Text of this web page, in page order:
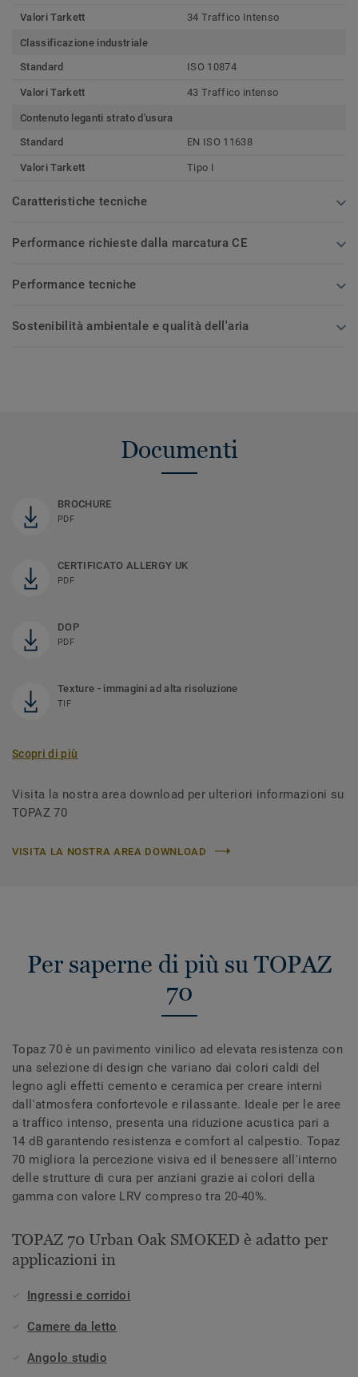
Valori Tarkett 34 Traffico Intenso
Classificazione industriale
Standard
ISO 10874
Valori Tarkett 43 Traffico intenso
Contenuto leganti strato d'usura
Standard
EN ISO 11638
Valori Tarkett Tipo I
Caratteristiche tecniche
Performance richieste dalla marcatura CE
Performance tecniche
Sostenibilità ambientale e qualità dell'aria
Documenti
BROCHURE
PDF
CERTIFICATO ALLERGY UK
PDF
DOP
PDF
Texture - immagini ad alta risoluzione
TIF
Scopri di più
Visita la nostra area download per ulteriori informazioni su
TOPAZ 70
VISITA LA NOSTRA AREA DOWNLOAD
Per saperne di più su TOPAZ
70
Topaz 70 è un pavimento vinilico ad elevata resistenza con
una selezione di design che variano dai colori caldi del
legno agli effetti cemento e ceramica per creare interni
dall'atmosfera confortevole e rilassante. Ideale per le aree
a traffico intenso, presenta una riduzione acustica pari a
14 dB garantendo resistenza e comfort al calpestio. Topaz
70 migliora la percezione visiva ed il benessere all'interno
delle strutture di cura per anziani grazie ai colori della
gamma con valore LRV compreso tra 20-40%.
TOPAZ 70 Urban Oak SMOKED è adatto per
applicazioni in
Ingressi e corridoi
Camere da letto
Angolo studio